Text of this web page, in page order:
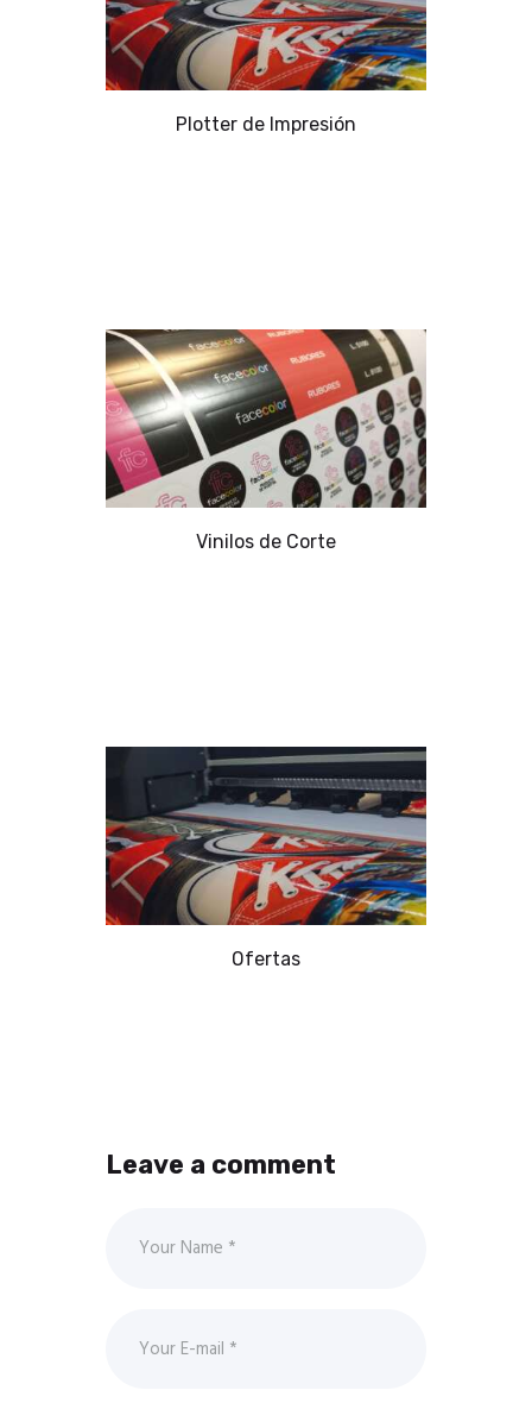
Plotter de Impresión
Vinilos de Corte
Ofertas
Leave a comment